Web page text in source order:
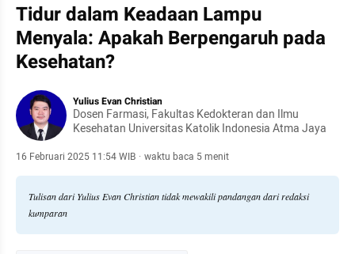
Tidur dalam Keadaan Lampu
Menyala: Apakah Berpengaruh pada
Kesehatan?
Yulius Evan Christian
Dosen Farmasi, Fakultas Kedokteran dan Ilmu
Kesehatan Universitas Katolik Indonesia Atma Jaya
16 Februari 2025 11:54 WIB · waktu baca 5 menit
Tulisan dari Yulius Evan Christian tidak mewakili pandangan dari redaksi
kumparan